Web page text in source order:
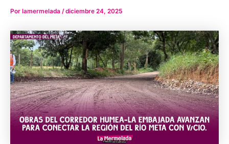
Por lamermelada /diciembre 24, 2025